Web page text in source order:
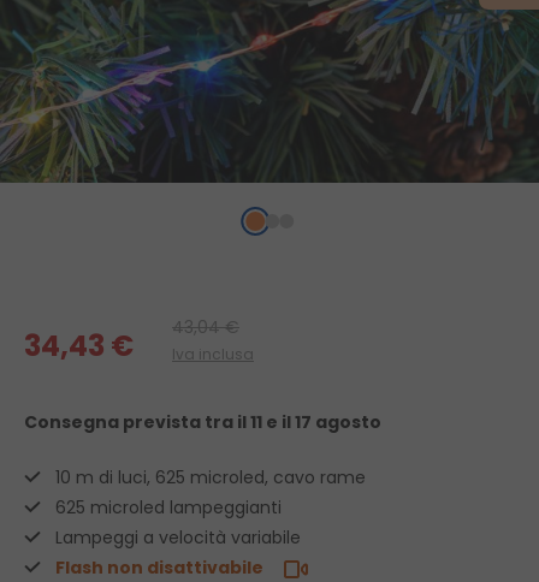
34,43 € 43,04 €
Iva inclusa
Consegna prevista tra il 11 e il 17 agosto
10 m di luci, 625 microled, cavo rame
625 microled lampeggianti
Lampeggi a velocità variabile
Flash non disattivabile